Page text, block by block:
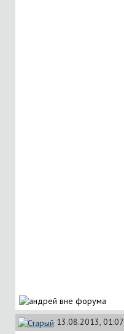
13.08.2013, 01:07